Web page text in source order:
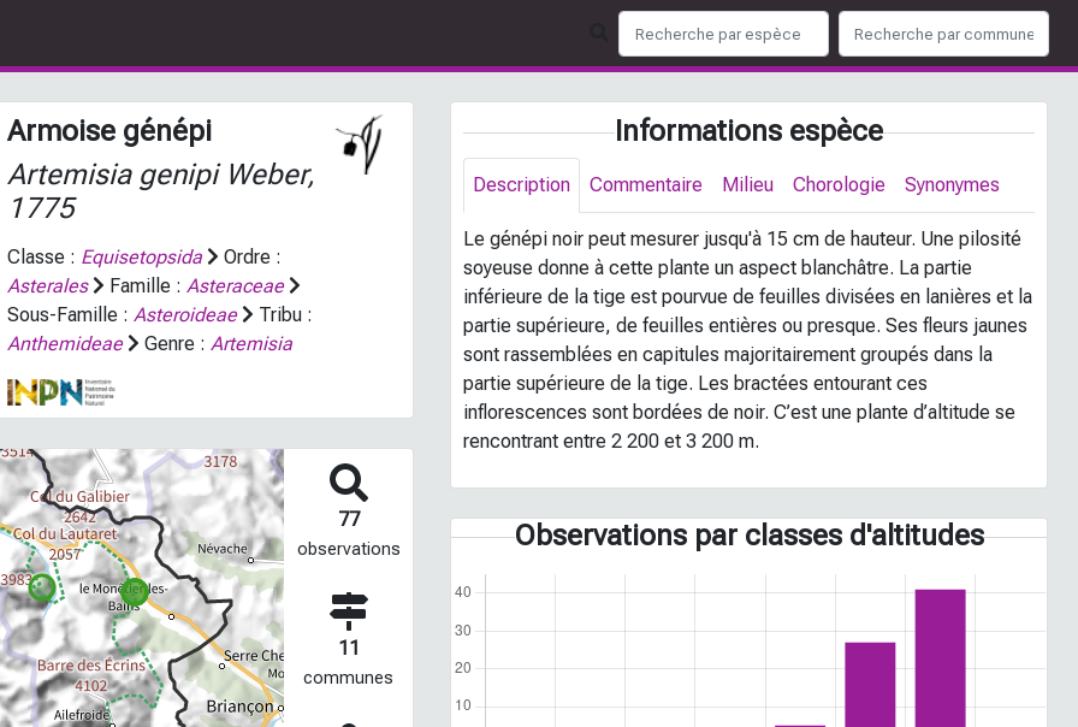
Armoise génépi
Artemisia genipiWeber,
1775
Classe : Equisetopsida
Ordre :
Asterales
Famille : Asteraceae
Sous-Famille : Asteroideae
Tribu :
Anthemideae
Genre : Artemisia
77
observations
11
communes
Informations espèce
Description Commentaire Milieu Chorologie Synonymes
Le génépi noir peut mesurer jusqu'à 15 cm de hauteur. Une pilosité
soyeuse donne à cette plante un aspect blanchâtre. La partie
inférieure de la tige est pourvue de feuilles divisées en lanières et la
partie supérieure, de feuilles entières ou presque. Ses fleurs jaunes
sont rassemblées en capitules majoritairement groupés dans la
partie supérieure de la tige. Les bractées entourant ces
inflorescences sont bordées de noir. C’est une plante d’altitude se
rencontrant entre 2 200 et 3 200 m.
Observations par classes d'altitudes